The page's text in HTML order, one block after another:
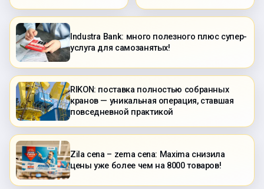
Industra Bank: много полезного плюс супер-
услуга для самозанятых!
RIKON: поставка полностью собранных
кранов — уникальная операция, ставшая
повседневной практикой
Zila cena – zema cena: Maxima снизила
цены уже более чем на 8000 товаров!